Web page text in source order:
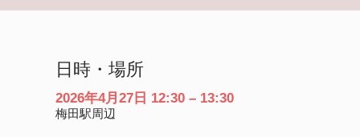
日時・場所
2026年4月27日 12:30 – 13:30
梅田駅周辺